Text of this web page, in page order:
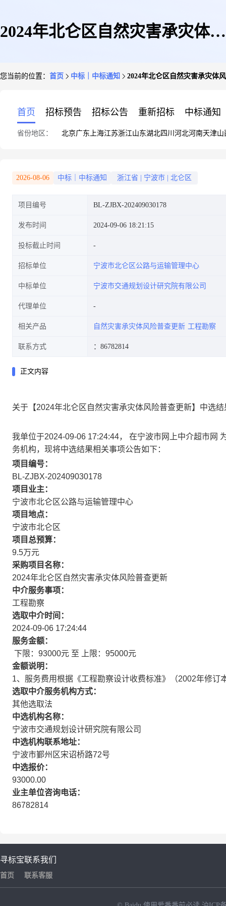
2024年北仑区自然灾害承灾体风
您当前的位置： 首页 中标｜中标通知 2024年北仑区自然灾害承灾体
首页 招标预告 招标公告 重新招标 中标通知
省份地区： 北京广东 上海江苏浙江山东湖北四川 河北河南天津山
2026-08-06 中标｜中标通知 浙江省 宁波市 北仑区
项目编号 BL-ZJBX-202409030178
发布时间 2024-09-06 18:21:15
投标截止时间
招标单位 宁波市北仑区公路与运输管理中心
中标单位 宁波市交通规划设计研究院有限公司
代理单位
相关产品 自然灾害承灾体风险普查更新 工程勘察
联系方式 ：86782814
正文内容
关于【2024年北仑区自然灾害承灾体风险普查更新】中选
我单位于2024-09-06 17:24:44， 在宁波市网上中介超市网
务机构，现将中选结果相关事项公告如下：
项目编号：
BL-ZJBX-202409030178
项目业主：
宁波市北仑区公路与运输管理中心
项目地点：
宁波市北仑区
项目总预算：
9.5万元
采购项目名称：
2024年北仑区自然灾害承灾体风险普查更新
中介服务事项：
工程勘察
选取中介时间：
2024-09-06 17:24:44
服务金额：
下限：93000元 至 上限：95000元
金额说明：
1、服务费用根据《工程勘察设计收费标准》（2002年修
选取中介服务机构方式：
其他选取法
中选机构名称：
宁波市交通规划设计研究院有限公司
中选机构联系地址：
宁波市鄞州区宋诏桥路72号
中选报价：
93000.00
业主单位咨询电话：
86782814
寻标宝
首页
联系我们
联系客服